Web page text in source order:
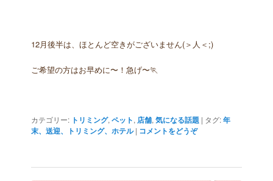
12月後半は、ほとんど空きがございません(＞人＜;)
ご希望の方はお早めに〜！急げ〜🏃
カテゴリー: トリミング, ペット, 店舗, 気になる話題 | タグ:年
末、送迎、トリミング、ホテル | コメントをどうぞ